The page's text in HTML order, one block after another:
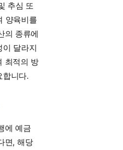
추심 또
양육비를
의 종류에
이 달라지
최적의 방
합니다.
에 예금
면, 해당